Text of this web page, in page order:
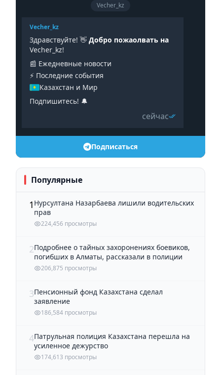
Vecher_kz
Vecher_kz
Здравствуйте! 👋 Добро пожаолвать на
Vecher_kz!
📰 Ежедневные новости
⚡️ Последние события
Казахстан и Мир
Подпишитесь! 🔔
сейчас
Подписаться
Популярные
1 Нурсултана Назарбаева лишили водительских
прав
224,456 просмотры
2Подробнее о тайных захоронениях боевиков,
погибших в Алматы, рассказали в полиции
206,875 просмотры
3Пенсионный фонд Казахстана сделал
заявление
186,584 просмотры
4Патрульная полиция Казахстана перешла на
усиленное дежурство
174,613 просмотры